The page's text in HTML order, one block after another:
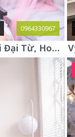
0964330967
Thanh Thủy gái gọi Đại Từ, Hoàng Mai mới xác thực, xinh xuất sắc